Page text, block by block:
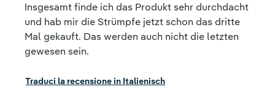
Insgesamt finde ich das Produkt sehr durchdacht
und hab mir die Strümpfe jetzt schon das dritte
Mal gekauft. Das werden auch nicht die letzten
gewesen sein.
Traduci la recensione in Italienisch